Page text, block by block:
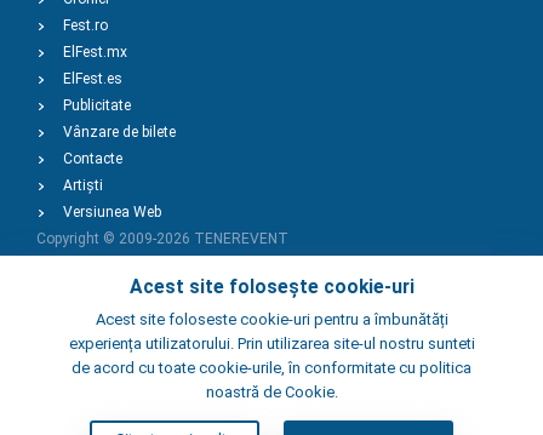
Acest site folosește cookie-uri
Acest site foloseste cookie-uri pentru a îmbunătăți
experiența utilizatorului. Prin utilizarea site-ul nostru sunteti
de acord cu toate cookie-urile, în conformitate cu politica
noastră de Cookie.
Fest.ro
ElFest.mx
ElFest.es
Publicitate
Vânzare de bilete
Contacte
Artiști
Versiunea Web
Copyright © 2009-2026 TENEREVENT
Adaugă Eveniment
Adaugă Local